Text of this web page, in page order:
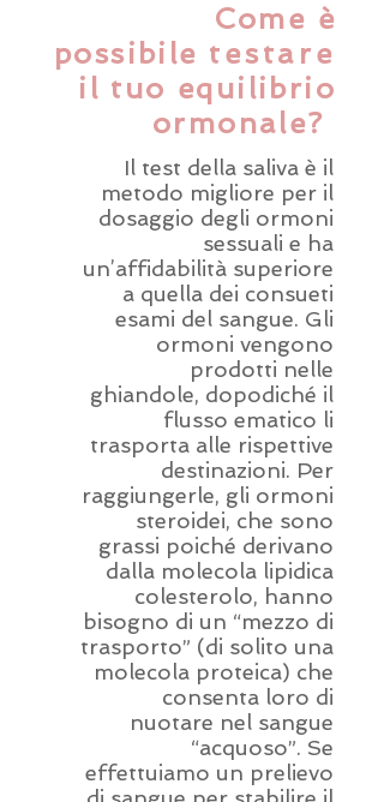
Come è
possibile testare
il tuo equilibrio
ormonale?
Il test della saliva è il
metodo migliore per il
dosaggio degli ormoni
sessuali e ha
un’affidabilità superiore
a quella dei consueti
esami del sangue. Gli
ormoni vengono
prodotti nelle
ghiandole, dopodiché il
flusso ematico li
trasporta alle rispettive
destinazioni. Per
raggiungerle, gli ormoni
steroidei, che sono
grassi poiché derivano
dalla molecola lipidica
colesterolo, hanno
bisogno di un “mezzo di
trasporto” (di solito una
molecola proteica) che
consenta loro di
nuotare nel sangue
“acquoso”. Se
effettuiamo un prelievo